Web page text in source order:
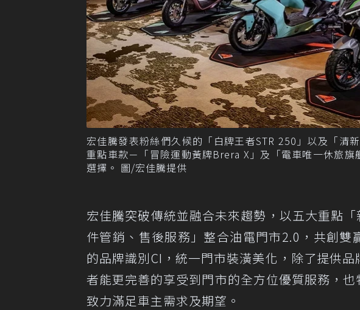
宏佳騰發表粉絲們久候的「白牌王者STR 250」以及「清
重點車款－「冒險運動黃牌Brera X」及「電車唯一休旅
選擇。 圖/宏佳騰提供
宏佳騰突破傳統並融合未來趨勢，以五大重點
件管銷、售後服務」整合油電門市2.0，共創
的品牌識別CI，統一門市裝潢美化，除了提供
者能更完善的享受到門市的全方位優質服務，
致力滿足車主需求及期望。